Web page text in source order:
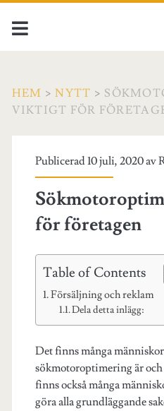
HEM >NYTT >
VIKTIGT FÖR
Publicerad 10 juli, 2020 av
för företagen
Table of Contents
Försäljning och reklam
Dela detta inlägg:
Det finns många
sökmotoroptimering är
finns också många
göra alla grundläggande